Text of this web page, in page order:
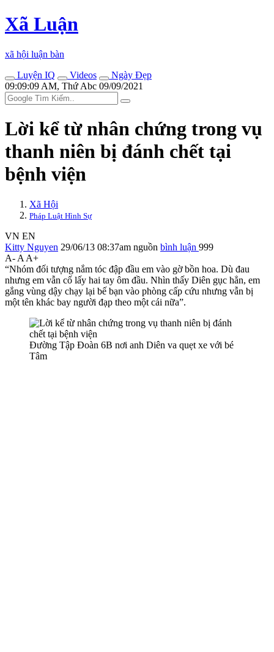
Xã Luận
xã hội luận bàn
Luyện IQ
Videos
Ngày Đẹp
09:09:09 AM, Thứ Abc 09/09/2021
Lời kể từ nhân chứng trong vụ
thanh niên bị đánh chết tại
bệnh viện
Xã Hội
Pháp Luật Hình Sự
VN EN
Kitty Nguyen 29/06/13 08:37am nguồn bình luận 999
A- A A+
“Nhóm đối tượng nắm tóc đập đầu em vào gờ bồn hoa. Dù đau
nhưng em vẫn cố lấy hai tay ôm đầu. Nhìn thấy Diên gục hẳn, em
gắng vùng dậy chạy lại bế bạn vào phòng cấp cứu nhưng vẫn bị
một tên khác bay người đạp theo một cái nữa”.
Đường Tập Đoàn 6B nơi anh Diên va quẹt xe với bé
Tâm